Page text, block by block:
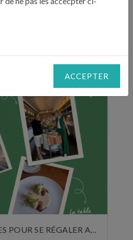
:
D'HUMEUR"
TROIS ADRESSES POUR SE RÉGALER AU MOIS DE JUIN
ACCEPTER